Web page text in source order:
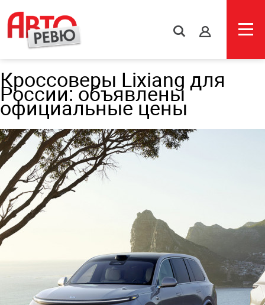
s
Кроссоверы Lixiang для
России: объявлены
официальные цены